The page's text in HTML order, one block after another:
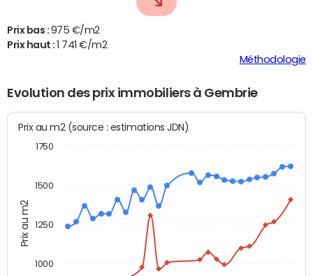
Prix bas : 975 €/m2
Prix haut :
1 741 €/m2
Méthodologie
Evolution des prix immobiliers à Gembrie
Prix au m2
Prix au m2 (source : estimations JDN)
1000
1250
1500
1750